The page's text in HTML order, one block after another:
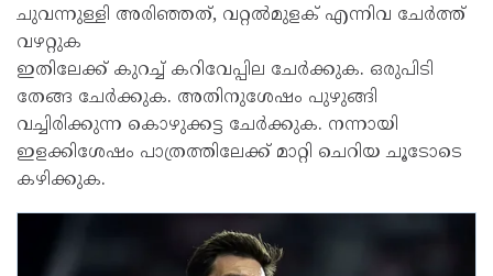
ചുവന്നുള്ളി അരിഞ്ഞത്, വറ്റൽമുളക് എന്നിവ ചേർത്ത്
വഴറ്റുക
ഇതിലേക്ക് കുറച്ച് കറിവേപ്പില ചേർക്കുക. ഒരുപിടി
തേങ്ങ ചേർക്കുക. അതിനുശേഷം പുഴുങ്ങി
വച്ചിരിക്കുന്ന കൊഴുക്കട്ട ചേർക്കുക. നന്നായി
ഇളക്കിശേഷം പാത്രത്തിലേക്ക് മാറ്റി ചെറിയ ചൂടോടെ
കഴിക്കുക.